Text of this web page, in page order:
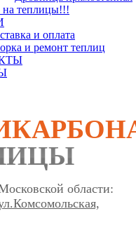
теплицы!!!
и оплата
и ремонт теплиц
области: